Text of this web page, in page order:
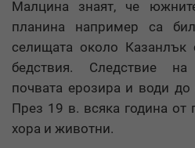
Малцина знаят, че
планина например са
селищата около
бедствия. Следствие
почвата ерозира и води до
През 19 в. всяка година от
хора и животни.